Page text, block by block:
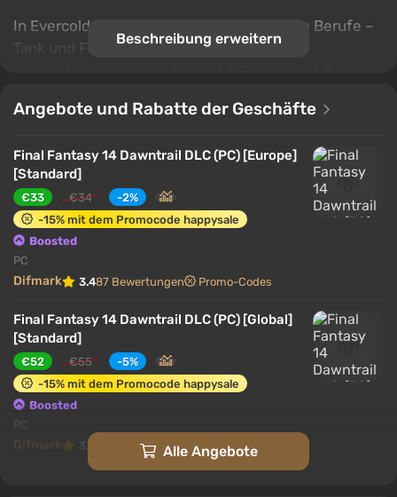
In Evercold erwarten die Spieler zwei neue Berufe –
Tank und Fernkämpfer, eine Erhöhung des
Ausrüstungsgegenstände und Rezepte zum Craften.
Evangelion gewidmet ist und anlässlich des 30-
jährigen Jubiläums der Serie stattfindet.
Beschreibung erweitern
Angebote und Rabatte der Geschäfte
Final Fantasy 14 Dawntrail DLC (PC) [Europe]
[Standard]
€33 €34
-2%
-15% mit dem Promocode happysale
Boosted
PC
Difmark 3.487 Bewertungen Promo-Codes
Final Fantasy 14 Dawntrail DLC (PC) [Global]
[Standard]
€52 €55
-5%
-15% mit dem Promocode happysale
Boosted
PC
Difmark 3.4 87 Bewertungen Promo-Codes
Alle Angebote